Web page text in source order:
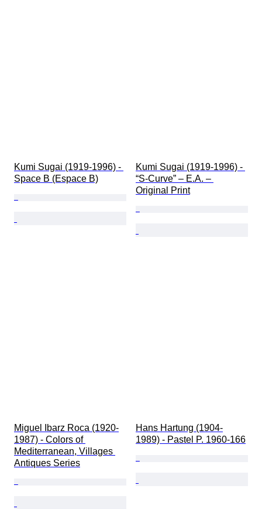
Kumi Sugai (1919-1996) -
Space B (Espace B)
Kumi Sugai (1919-1996) -
“S-Curve” – E.A. –
Original Print
Miguel Ibarz Roca (1920-
1987) - Colors of
Mediterranean, Villages
Antiques Series
Hans Hartung (1904-
1989) - Pastel P. 1960-166